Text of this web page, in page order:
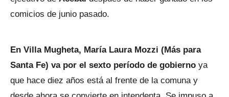
comicios de junio pasado.
En Villa Mugheta, María Laura Mozzi (Más para
Santa Fe) va por el sexto período de gobierno ya
que hace diez años está al frente de la comuna y